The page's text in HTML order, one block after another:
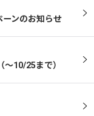
ンのお知らせ
10/25まで）